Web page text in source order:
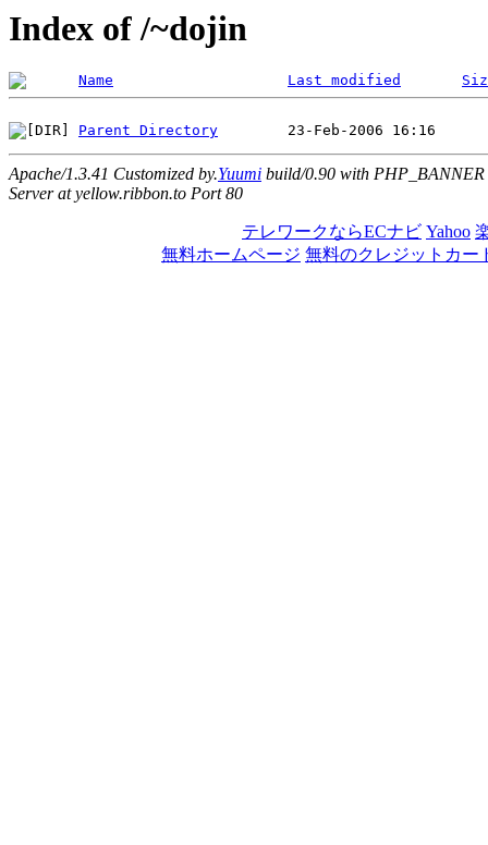
Index of /~dojin
Name Last modified
Parent Directory
Apache/1.3.41 Customized by.Yuumi build/0.90 with PHP_BANNER
Server at yellow.ribbon.to Port 80
テレワークならECナビ Yahoo
無料ホームページ 無料のクレジットカー